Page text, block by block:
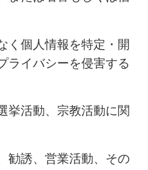
個人情報を特定・開
ライバシーを侵害する
活動、宗教活動に関
誘、営業活動、その